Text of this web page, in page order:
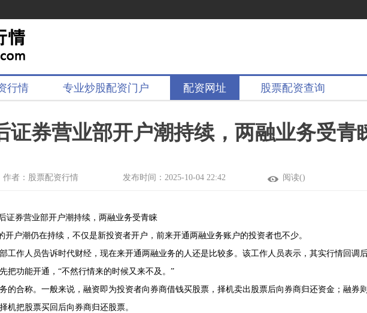
行情 专业炒股配资门户 配资网址 股票配资查询
证券营业部开户潮持续，两融业务受青
作者：股票配资行情 发布时间：2025-10-04 22:42 阅读()
证券营业部开户潮持续，两融业务受青睐
户潮仍在持续，不仅是新投资者开户，前来开通两融业务账户的投资者也不少。
工作人员告诉时代财经，现在来开通两融业务的人还是比较多。该工作人员表示，其实行情回调
把功能开通，“不然行情来的时候又来不及。”
的合称。一般来说，融资即为投资者向券商借钱买股票，择机卖出股票后向券商归还资金；融券
机把股票买回后向券商归还股票。